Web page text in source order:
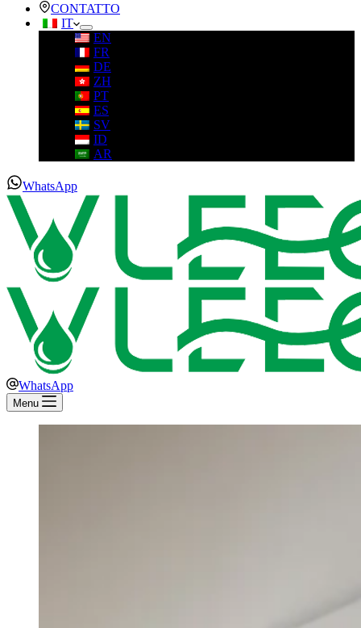
CONTATTO
IT
EN
FR
DE
ZH
PT
ES
SV
ID
AR
WhatsApp
WhatsApp
Menu